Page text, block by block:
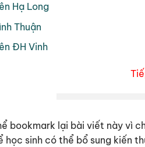
Hạ Long
Thuận
ĐH Vinh
bookmark lại bài viết này vì
sinh có thể bổ sung kiến